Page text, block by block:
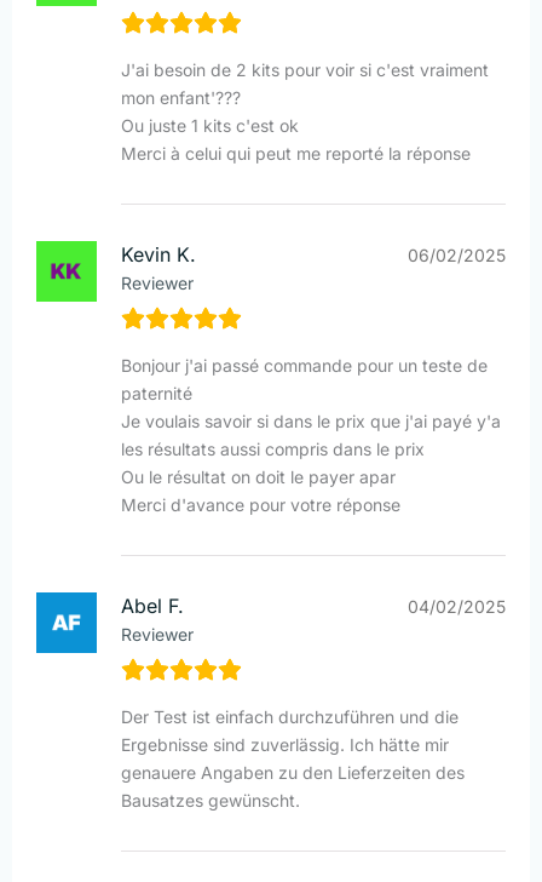
J'ai besoin de 2 kits pour voir si c'est vraiment
mon enfant'???
Ou juste 1 kits c'est ok
Merci à celui qui peut me reporté la réponse
Kevin K.
Reviewer
06/02/2025
Bonjour j'ai passé commande pour un teste de
paternité
Je voulais savoir si dans le prix que j'ai payé y'a
les résultats aussi compris dans le prix
Ou le résultat on doit le payer apar
Merci d'avance pour votre réponse
Abel F.
Reviewer
04/02/2025
Der Test ist einfach durchzuführen und die
Ergebnisse sind zuverlässig. Ich hätte mir
genauere Angaben zu den Lieferzeiten des
Bausatzes gewünscht.